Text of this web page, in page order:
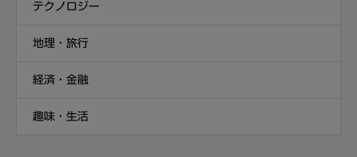
テクノロジー
地理・旅行
経済・金融
趣味・生活